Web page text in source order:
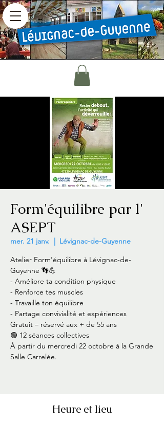
Form'équilibre par l'
ASEPT
mer. 21 janv.
  |
Lévignac-de-Guyenne
Atelier Form’équilibre à Lévignac-de-
Guyenne 👣💪
- Améliore ta condition physique
- Renforce tes muscles
- Travaille ton équilibre
- Partage convivialité et expériences
Gratuit – réservé aux + de 55 ans
🟢 12 séances collectives
À partir du mercredi 22 octobre à la Grande
Salle Carrelée.
Heure et lieu